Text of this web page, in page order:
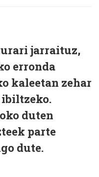
jarraituz,
erronda
kaleetan zehar
duten
parte
dute.